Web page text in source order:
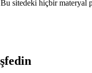
sitedeki hiçbir